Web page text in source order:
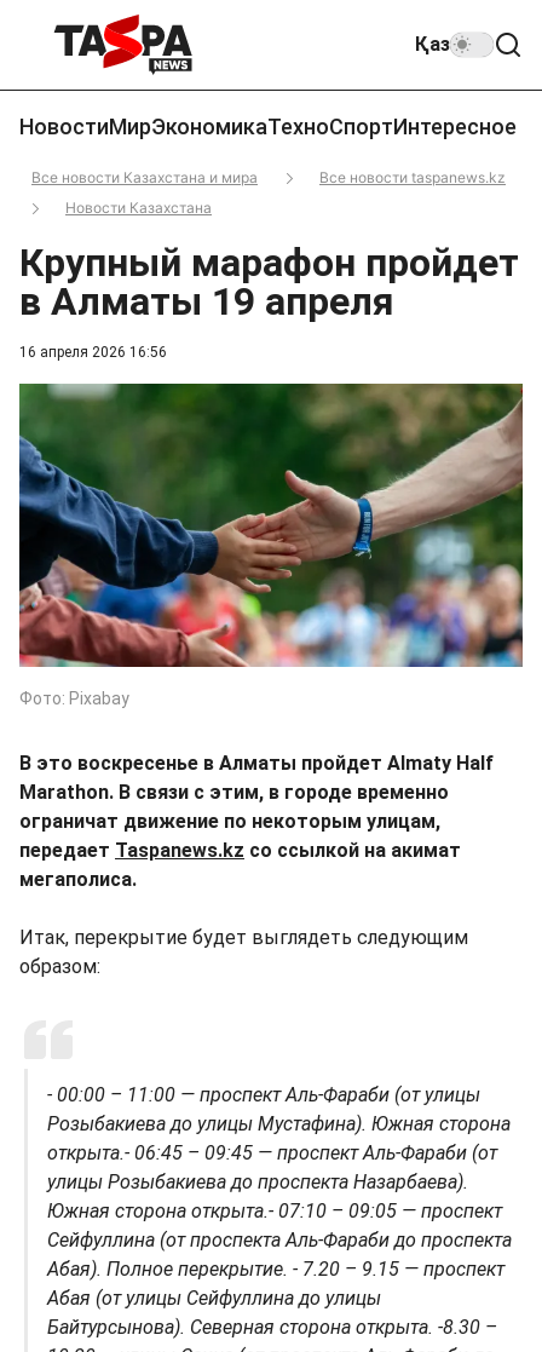
Қаз
НовостиМирЭкономикаТехноСпортИнтересное
Все новости Казахстана и мира
Все новости taspanews.kz
Новости Казахстана
16 апреля 2026 16:56
Крупный марафон пройдет
в Алматы 19 апреля
Фото: Pixabay
В это воскресенье в Алматы пройдет Almaty Half
Marathon. В связи с этим, в городе временно
ограничат движение по некоторым улицам,
передает Taspanews.kz со ссылкой на акимат
мегаполиса.
Итак, перекрытие будет выглядеть следующим
образом:
- 00:00 – 11:00 — проспект Аль-Фараби (от улицы
Розыбакиева до улицы Мустафина). Южная сторона
открыта.- 06:45 – 09:45 — проспект Аль-Фараби (от
улицы Розыбакиева до проспекта Назарбаева).
Южная сторона открыта.- 07:10 – 09:05 — проспект
Сейфуллина (от проспекта Аль-Фараби до проспекта
Абая). Полное перекрытие. - 7.20 – 9.15 — проспект
Абая (от улицы Сейфуллина до улицы
Байтурсынова). Северная сторона открыта. -8.30 –